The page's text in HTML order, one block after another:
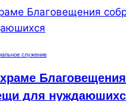
№8
служение
для